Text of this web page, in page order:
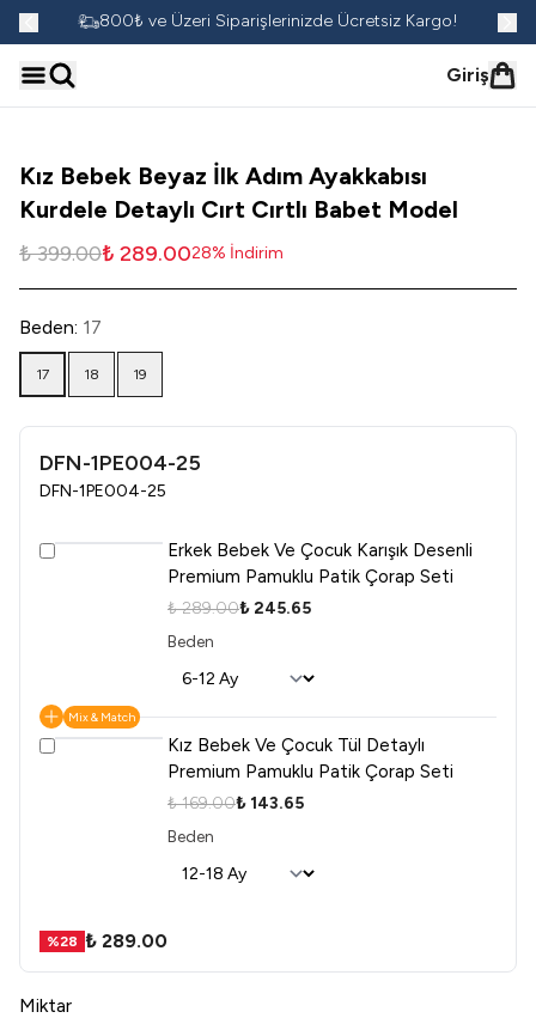
800₺ ve Üzeri Siparişlerinizde Ücretsiz Kargo!
Giriş
Kız Bebek Beyaz İlk Adım Ayakkabısı
Kurdele Detaylı Cırt Cırtlı Babet Model
₺ 399.00₺ 289.0028% İndirim
Beden: 17
17 18 19
DFN-1PE004-25
DFN-1PE004-25
Erkek Bebek Ve Çocuk Karışık Desenli
Premium Pamuklu Patik Çorap Seti
₺ 289.00₺ 245.65
Beden
Mix & Match
Kız Bebek Ve Çocuk Tül Detaylı
Premium Pamuklu Patik Çorap Seti
₺ 169.00₺ 143.65
Beden
%28 ₺ 289.00
Miktar